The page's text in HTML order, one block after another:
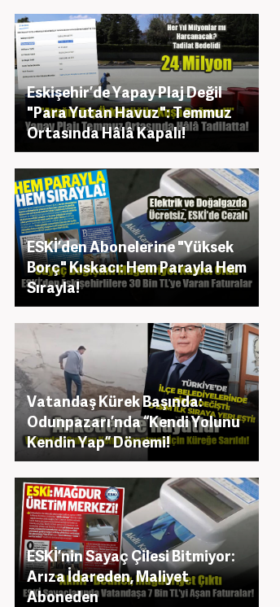
Eskişehir’de Yapay Plaj Değil
"Para Yutan Havuz": Temmuz
Ortasında Hâlâ Kapalı!
ESKİ’den Abonelerine "Yüksek
Borç" Kıskacı: Hem Parayla Hem
Sırayla!
Vatandaş Kürek Başında:
Odunpazarı’nda “Kendi Yolunu
Kendin Yap” Dönemi!
ESKİ’nin Sayaç Çilesi Bitmiyor:
Arıza İdareden, Maliyet
Aboneden